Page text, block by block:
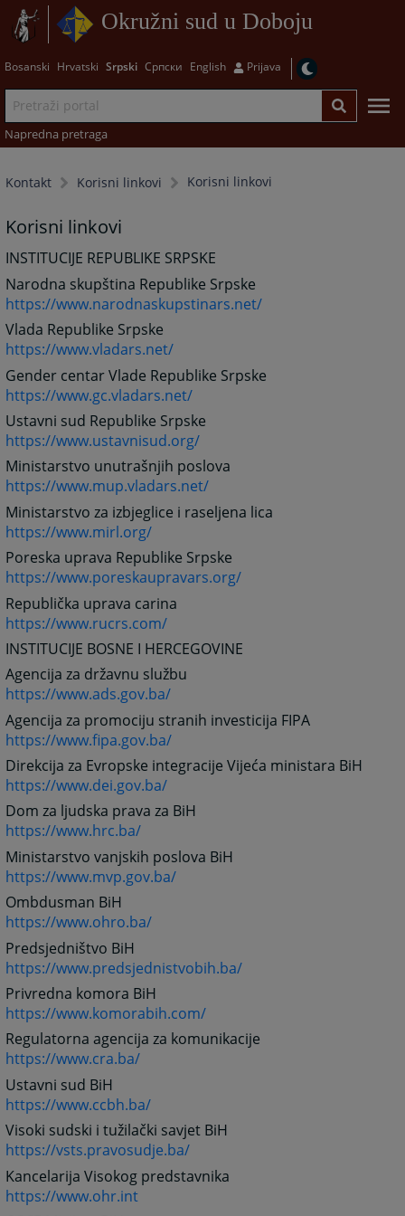
Okružni sud u Doboju
Bosanski Hrvatski Srpski Српски English Prijava
Napredna pretraga
Kontakt Korisni linkovi Korisni linkovi
Korisni linkovi
INSTITUCIJE REPUBLIKE SRPSKE
Narodna skupština Republike Srpske
https://www.narodnaskupstinars.net/
Vlada Republike Srpske
https://www.vladars.net/
Gender centar Vlade Republike Srpske
https://www.gc.vladars.net/
Ustavni sud Republike Srpske
https://www.ustavnisud.org/
Ministarstvo unutrašnjih poslova
https://www.mup.vladars.net/
Ministarstvo za izbjeglice i raseljena lica
https://www.mirl.org/
Poreska uprava Republike Srpske
https://www.poreskaupravars.org/
Republička uprava carina
https://www.rucrs.com/
INSTITUCIJE BOSNE I HERCEGOVINE
Agencija za državnu službu
https://www.ads.gov.ba/
Agencija za promociju stranih investicija FIPA
https://www.fipa.gov.ba/
Direkcija za Evropske integracije Vijeća ministara BiH
https://www.dei.gov.ba/
Dom za ljudska prava za BiH
https://www.hrc.ba/
Ministarstvo vanjskih poslova BiH
https://www.mvp.gov.ba/
Ombdusman BiH
https://www.ohro.ba/
Predsjedništvo BiH
https://www.predsjednistvobih.ba/
Privredna komora BiH
https://www.komorabih.com/
Regulatorna agencija za komunikacije
https://www.cra.ba/
Ustavni sud BiH
https://www.ccbh.ba/
Visoki sudski i tužilački savjet BiH
https://vsts.pravosudje.ba/
Kancelarija Visokog predstavnika
https://www.ohr.int